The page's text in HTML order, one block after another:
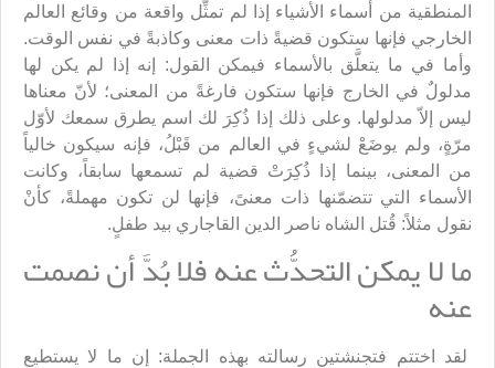
المنطقية من أسماء الأشياء إذا لم تمثِّل واقعة من وقائع العالم
الخارجي فإنها ستكون قضيةً ذات معنى وكاذبةً في نفس الوقت.
وأما في ما يتعلَّق بالأسماء فيمكن القول: إنه إذا لم يكن لها
مدلولٌ في الخارج فإنها ستكون فارغةً من المعنى؛ لأنّ معناها
ليس إلاّ مدلولها. وعلى ذلك إذا ذُكِرَ لك اسم يطرق سمعك لأوّل
مرّةٍ، ولم يوضَعْ لشيءٍ في العالم من قَبْلُ، فإنه سيكون خالياً
من المعنى، بينما إذا ذُكِرَتْ قضية لم تسمعها سابقاً، وكانت
الأسماء التي تتضمّنها ذات معنىً، فإنها لن تكون مهملةً، كأنْ
نقول مثلاً: قُتل الشاه ناصر الدين القاجاري بيد طفلٍ.
ما لا يمكن التحدُّث عنه فلا بُدَّ أن نصمت
عنه
لقد اختتم فتجنشتين رسالته بهذه الجملة: إن ما لا يستطيع